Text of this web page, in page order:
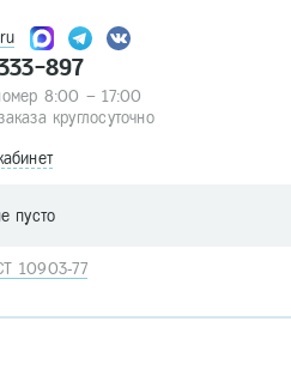
897
8:00 – 17:00
круглосуточно
пусто
10903-77